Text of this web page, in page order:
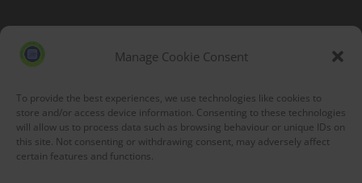
Manage Cookie Consent
To provide the best experiences, we use technologies like cookies to
store and/or access device information. Consenting to these technologies
will allow us to process data such as browsing behaviour or unique IDs on
this site. Not consenting or withdrawing consent, may adversely affect
certain features and functions.